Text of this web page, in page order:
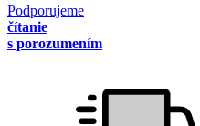
Podporujeme
čítanie
s porozumením